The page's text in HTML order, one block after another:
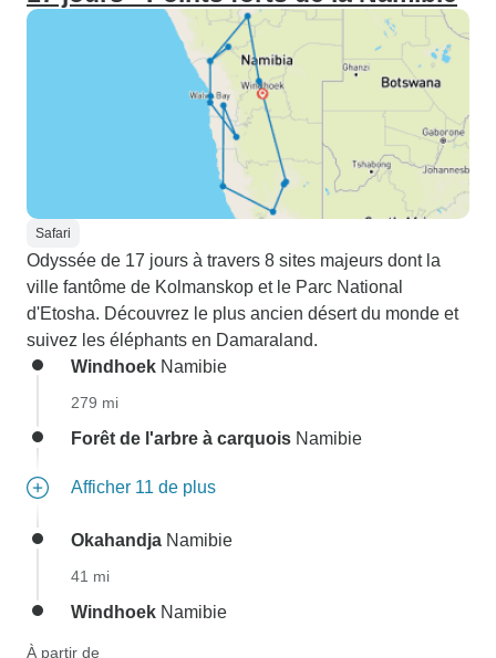
Safari
Odyssée de 17 jours à travers 8 sites majeurs dont la
ville fantôme de Kolmanskop et le Parc National
d'Etosha. Découvrez le plus ancien désert du monde et
suivez les éléphants en Damaraland.
Windhoek Namibie
279 mi
Forêt de l'arbre à carquois Namibie
Afficher 11 de plus
Okahandja Namibie
41 mi
Windhoek Namibie
À partir de